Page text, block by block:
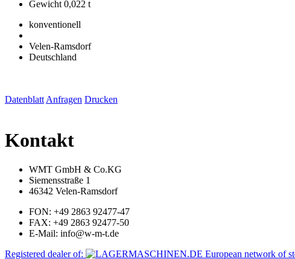
Gewicht 0,022 t
konventionell
Velen-Ramsdorf
Deutschland
Datenblatt Anfragen Drucken
Kontakt
WMT GmbH & Co.KG
Siemensstraße 1
46342 Velen-Ramsdorf
FON: +49 2863 92477-47
FAX: +49 2863 92477-50
E-Mail: info@w-m-t.de
Registered dealer of: